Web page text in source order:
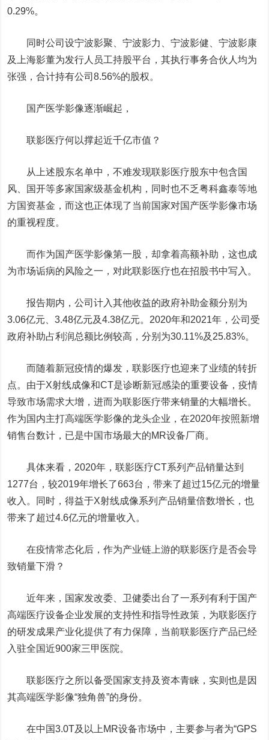
0.29%。
同时公司设宁波影聚、宁波影力、宁波影健、宁波影康
及上海影董为发行人员工持股平台，其执行事务合伙人均为
张强，合计持有公司8.56%的股权。
国产医学影像逐渐崛起，
联影医疗何以撑起近千亿市值？
从上述股东名单中，不难发现联影医疗股东中包含国
风、国开等多家国家级基金机构，同时也不乏粤科鑫泰等地
方国资基金，而这也正体现了当前国家对国产医学影像市场
的重视程度。
而作为国产医学影像第一股，却拿着高额补助，这也成
为市场诟病的风险之一，对此联影医疗也在招股书中写入。
报告期内，公司计入其他收益的政府补助金额分别为
3.06亿元、3.48亿元及4.38亿元。2020年和2021年，公司受
政府补助占利润总额比例较高，分别为30.11%及25.83%。
而随着新冠疫情的爆发，联影医疗也迎来了业绩的转折
点。由于X射线成像和CT是诊断新冠感染的重要设备，疫情
导致市场需求大增，进而为联影医疗带来销量的大幅增长。
作为国内主打高端医学影像的龙头企业，在2020年按照新增
销售台数计，已是中国市场最大的MR设备厂商。
具体来看，2020年，联影医疗CT系列产品销量达到
1277台，较2019年增长了663台，带来了超过15亿元的增量
收入。同时，得益于X射线成像系列产品销量倍数增长，也
带来了超过4.6亿元的增量收入。
在疫情常态化后，作为产业链上游的联影医疗是否会导
致销量下滑？
近年来，国家发改委、卫健委出台了一系列有利于国产
高端医疗设备企业发展的支持性和指导性政策，为联影医疗
的研发成果产业化提供了有力保障，当前联影医疗产品已经
入驻全国近900家三甲医院。
联影医疗之所以备受国家支持及资本青睐，实则也是因
其高端医学影像“独角兽”的身份。
在中国3.0T及以上MR设备市场中，主要参与者为“GPS